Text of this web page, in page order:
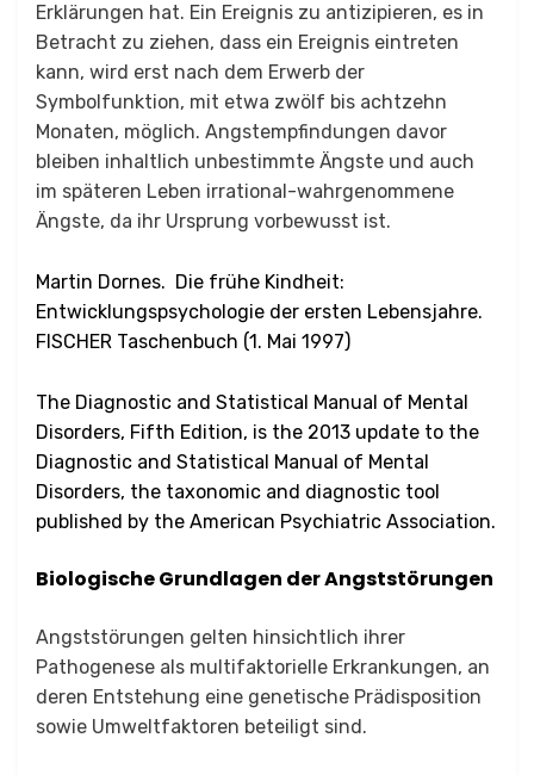
Erklärungen hat. Ein Ereignis zu antizipieren, es in
Betracht zu ziehen, dass ein Ereignis eintreten
kann, wird erst nach dem Erwerb der
Symbolfunktion, mit etwa zwölf bis achtzehn
Monaten, möglich. Angstempfindungen davor
bleiben inhaltlich unbestimmte Ängste und auch
im späteren Leben irrational-wahrgenommene
Ängste, da ihr Ursprung vorbewusst ist.
Martin Dornes. Die frühe Kindheit:
Entwicklungspsychologie der ersten Lebensjahre.
FISCHER Taschenbuch (1. Mai 1997)
The Diagnostic and Statistical Manual of Mental
Disorders, Fifth Edition, is the 2013 update to the
Diagnostic and Statistical Manual of Mental
Disorders, the taxonomic and diagnostic tool
published by the American Psychiatric Association.
Biologische Grundlagen der Angststörungen
Angststörungen gelten hinsichtlich ihrer
Pathogenese als multifaktorielle Erkrankungen, an
deren Entstehung eine genetische Prädisposition
sowie Umweltfaktoren beteiligt sind.